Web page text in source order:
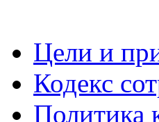
Цели и
Кодекс
Политика